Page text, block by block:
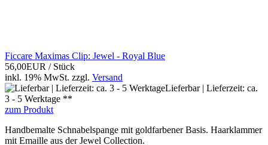
Ficcare Maximas Clip: Jewel - Royal Blue
56,00EUR / Stück
inkl. 19% MwSt. zzgl. Versand
Lieferbar | Lieferzeit: ca.
3 - 5 Werktage **
zum Produkt
Handbemalte Schnabelspange mit goldfarbener Basis. Haarklammer
mit Emaille aus der Jewel Collection.